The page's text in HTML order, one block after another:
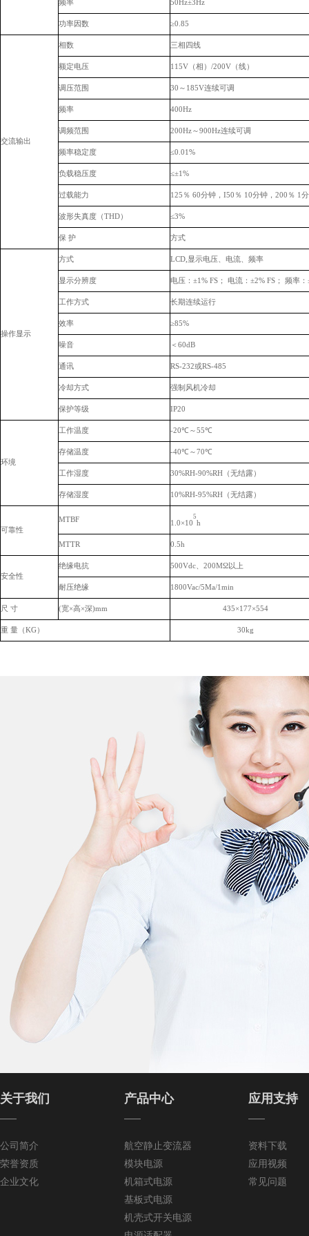
频率 50Hz±3Hz
功率因数 ≥0.85
交流输出
相数 三相四线
额定电压 115V（相）/200V（线）
调压范围 30～185V连续可调
频率 400Hz
调频范围 200Hz～900Hz连续可调
频率稳定度 ≤0.01%
负载稳压度 ≤±1%
过载能力 125％ 60分钟，I50％ 10分钟，200％ 1
波形失真度（THD） ≤3%
保 护 方式
操作显示
方式 LCD,显示电压、电流、频率
显示分辨度 电压： ±1% FS； 电流：±2% FS； 频率：
工作方式 长期连续运行
效率 ≥85%
噪音 ＜ 60dB
通讯 RS-232或RS-485
冷却方式 强制风机冷却
保护等级 IP20
环境
工作温度 -20℃～55℃
存储温度 -40℃～70℃
工作湿度 30%RH-90%RH（无结露）
存储湿度 10%RH-95%RH（无结露）
可靠性
MTBF 1.0×10
5
h
MTTR 0.5h
安全性
绝缘电抗 500Vdc、200MΩ以上
耐压绝缘 1800Vac/5Ma/1min
尺 寸 (宽×高×深)mm 435×177×554
重 量（KG） 30kg
关于我们
——
公司简介
荣誉资质
企业文化
产品中心
——
航空静止变流器
模块电源
机箱式电源
基板式电源
机壳式开关电源
应用支持
——
资料下载
应用视频
常见问题